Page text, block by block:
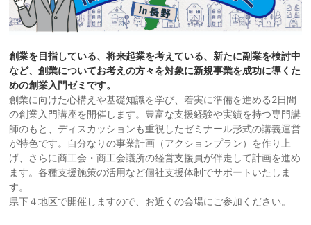
創業を目指している、将来起業を考えている、新たに副業を検討中
など、創業についてお考えの方々を対象に新規事業を成功に導くた
めの創業入門ゼミです。
創業に向けた心構えや基礎知識を学び、着実に準備を進める2日間
の創業入門講座を開催します。豊富な支援経験や実績を持つ専門講
師のもと、ディスカッションも重視したゼミナール形式の講義運営
が特色です。自分なりの事業計画（アクションプラン）を作り上
げ、さらに商工会・商工会議所の経営支援員が伴走して計画を進め
ます。各種支援施策の活用など個社支援体制でサポートいたしま
す。
県下４地区で開催しますので、お近くの会場にご参加ください。